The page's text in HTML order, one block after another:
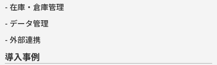
在庫・倉庫管理
データ管理
外部連携
導入事例